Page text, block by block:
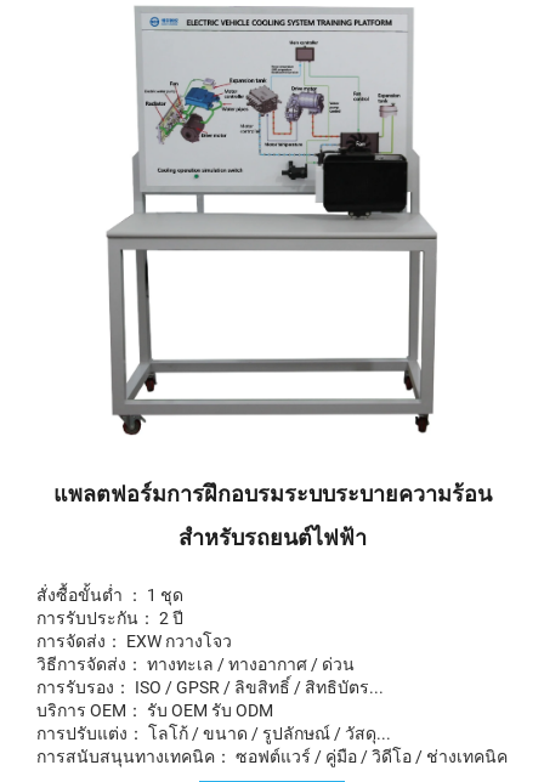
แพลตฟอร์มการฝึกอบรมระบบระบายความร้อน
สำหรับรถยนต์ไฟฟ้า
สั่งซื้อขั้นต่ำ ： 1 ชุด
การรับประกัน： 2 ปี
การจัดส่ง： EXW กวางโจว
วิธีการจัดส่ง： ทางทะเล / ทางอากาศ / ด่วน
การรับรอง： ISO / GPSR / ลิขสิทธิ์ / สิทธิบัตร...
บริการ OEM： รับ OEM รับ ODM
การปรับแต่ง： โลโก้ / ขนาด / รูปลักษณ์ / วัสดุ...
การสนับสนุนทางเทคนิค： ซอฟต์แวร์ / คู่มือ / วิดีโอ / ช่างเทคนิค